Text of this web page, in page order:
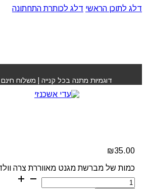
דלג לתוכן הראשי דלג לכותרת התחתונה
דוגמיות מתנה בכל קנייה | משלוח חינם
מברשת מגנט מאווררת
₪35.00
כמות של מברשת מגנט מאווררת צרה